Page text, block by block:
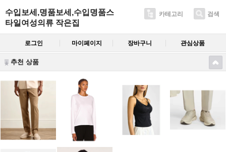
수입보세,명품보세,수입명품스
타일여성의류 작은집
카테고리 검색
로그인 마이페이지 장바구니 관심상품
추천 상품